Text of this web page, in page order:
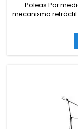
Poleas Por
mecanismo
movimiento. El
se pueden
mercado. La